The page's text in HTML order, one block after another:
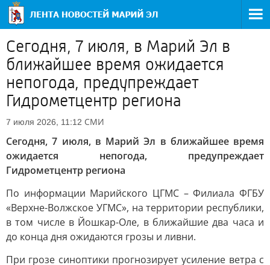
Сегодня, 7 июля, в Марий Эл в
ближайшее время ожидается
непогода, предупреждает
Гидрометцентр региона
7 июля 2026, 11:12 СМИ
Сегодня, 7 июля, в Марий Эл в ближайшее время
ожидается непогода, предупреждает
Гидрометцентр региона
По информации Марийского ЦГМС – Филиала ФГБУ
«Верхне-Волжское УГМС», на территории республики,
в том числе в Йошкар-Оле, в ближайшие два часа и
до конца дня ожидаются грозы и ливни.
При грозе синоптики прогнозирует усиление ветра с